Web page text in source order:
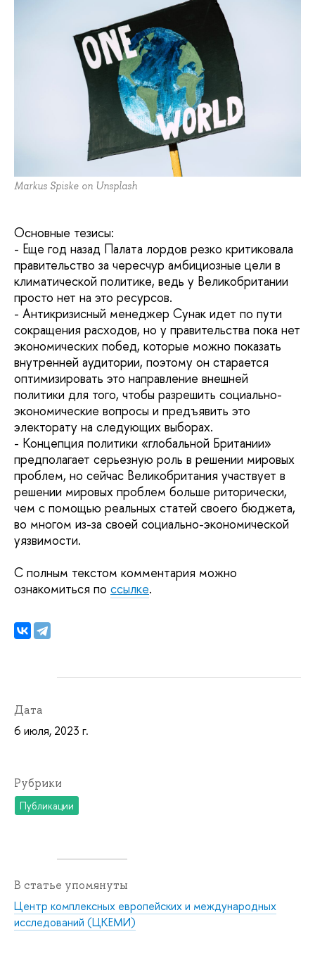
Markus Spiske on Unsplash
Основные тезисы:
- Еще год назад Палата лордов резко критиковала
правительство за чересчур амбициозные цели в
климатической политике, ведь у Великобритании
просто нет на это ресурсов.
- Антикризисный менеджер Сунак идет по пути
сокращения расходов, но у правительства пока нет
экономических побед, которые можно показать
внутренней аудитории, поэтому он старается
оптимизировать это направление внешней
политики для того, чтобы разрешить социально-
экономические вопросы и предъявить это
электорату на следующих выборах.
- Концепция политики «глобальной Британии»
предполагает серьезную роль в решении мировых
проблем, но сейчас Великобритания участвует в
решении мировых проблем больше риторически,
чем с помощью реальных статей своего бюджета,
во многом из-за своей социально-экономической
уязвимости.
С полным текстом комментария можно
ознакомиться по ссылке.
Дата
6 июля, 2023 г.
Рубрики
Публикации
В статье упомянуты
Центр комплексных европейских и международных
исследований (ЦКЕМИ)